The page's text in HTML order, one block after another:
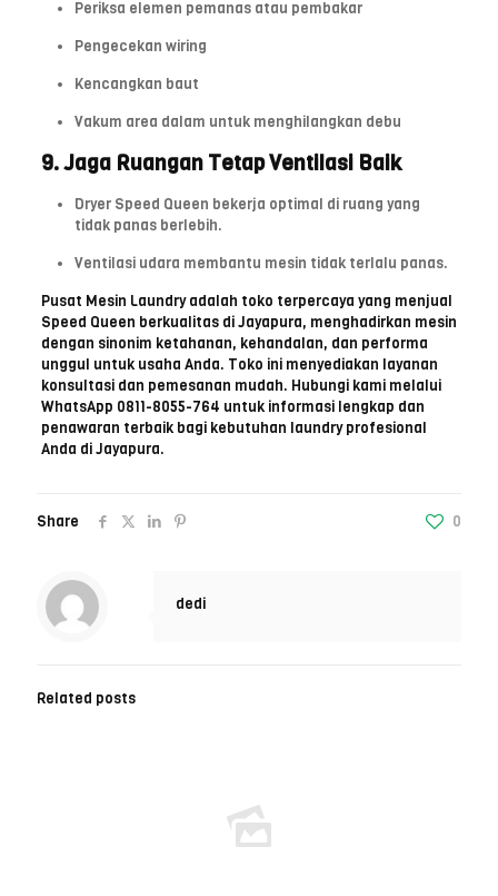
Periksa elemen pemanas atau pembakar
Pengecekan wiring
Kencangkan baut
Vakum area dalam untuk menghilangkan debu
9. Jaga Ruangan Tetap Ventilasi Baik
Dryer Speed ​​Queen bekerja optimal di ruang yang
tidak panas berlebih.
Ventilasi udara membantu mesin tidak terlalu panas.
Pusat Mesin Laundry adalah toko terpercaya yang menjual
Speed Queen berkualitas di Jayapura, menghadirkan mesin
dengan sinonim ketahanan, kehandalan, dan performa
unggul untuk usaha Anda. Toko ini menyediakan layanan
konsultasi dan pemesanan mudah. Hubungi kami melalui
WhatsApp 0811-8055-764 untuk informasi lengkap dan
penawaran terbaik bagi kebutuhan laundry profesional
Anda di Jayapura.
Share 0
dedi
Related posts